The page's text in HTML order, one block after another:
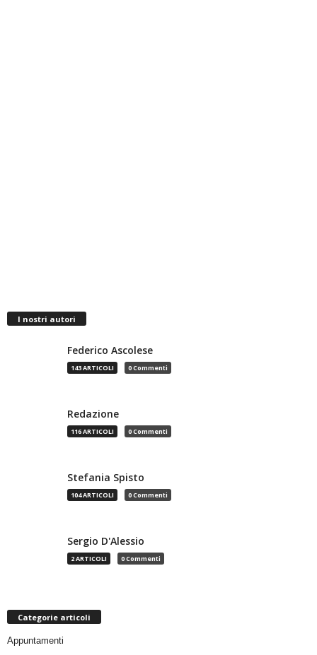
I nostri autori
Federico Ascolese
143 ARTICOLI 0 Commenti
Redazione
116 ARTICOLI 0 Commenti
Stefania Spisto
104 ARTICOLI 0 Commenti
Sergio D'Alessio
2 ARTICOLI 0 Commenti
Categorie articoli
Appuntamenti